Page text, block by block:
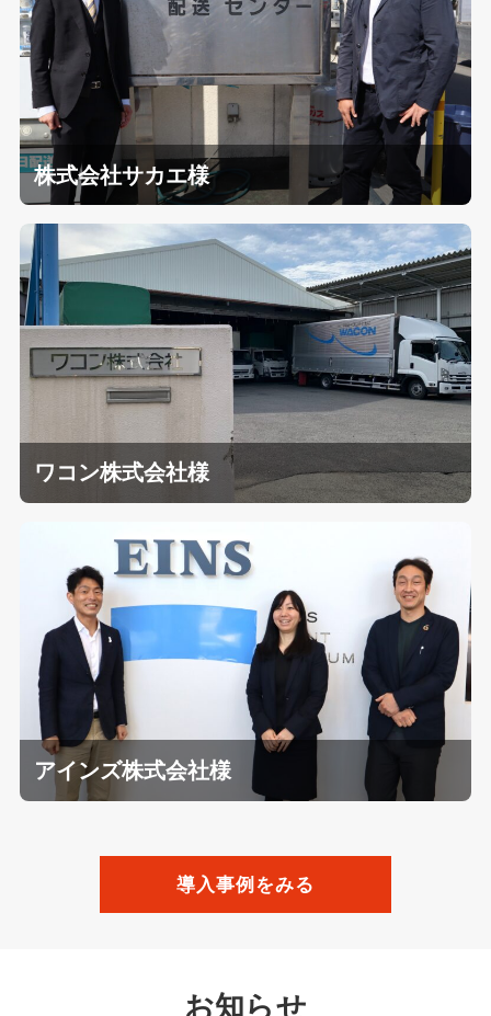
株式会社サカエ様
ワコン株式会社様
アインズ株式会社様
導入事例をみる
お知らせ